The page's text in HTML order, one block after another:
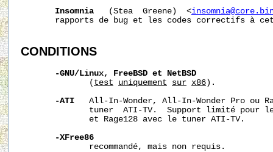
Insomnia
   (Stea  Greene)  <
rapports de bug et les codes correctifs à
CONDITIONS
-GNU/Linux, FreeBSD et
NetBSD
              (
test uniquement sur x86).
-ATI
All-In-Wonder, All-In-Wonder Pro ou
tuner  ATI-TV.  Support limité pour
              et Rage128 avec le tuner ATI-TV.
-XFree86
              recommandé, mais non requis.